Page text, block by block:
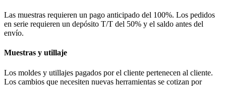
Las muestras requieren un pago anticipado del 100%. Los pedidos
en serie requieren un depósito T/T del 50% y el saldo antes del
envío.
Muestras y utillaje
Los moldes y utillajes pagados por el cliente pertenecen al cliente.
Los cambios que necesiten nuevas herramientas se cotizan por